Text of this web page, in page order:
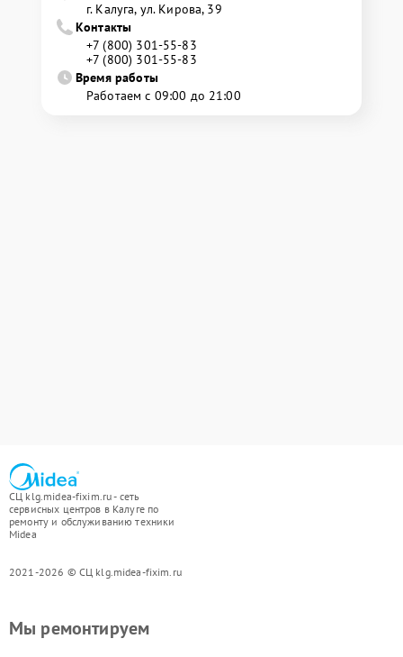
г. Калуга, ул. Кирова, 39
Контакты
+7 (800) 301-55-83
+7 (800) 301-55-83
Время работы
Работаем с 09:00 до 21:00
СЦ klg.midea-fixim.ru - сеть
сервисных центров в Калуге по
ремонту и обслуживанию техники
Midea
2021-2026 © СЦ klg.midea-fixim.ru
Мы ремонтируем